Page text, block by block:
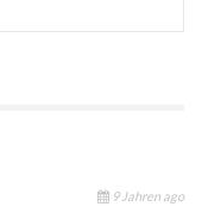
9 Jahren ago